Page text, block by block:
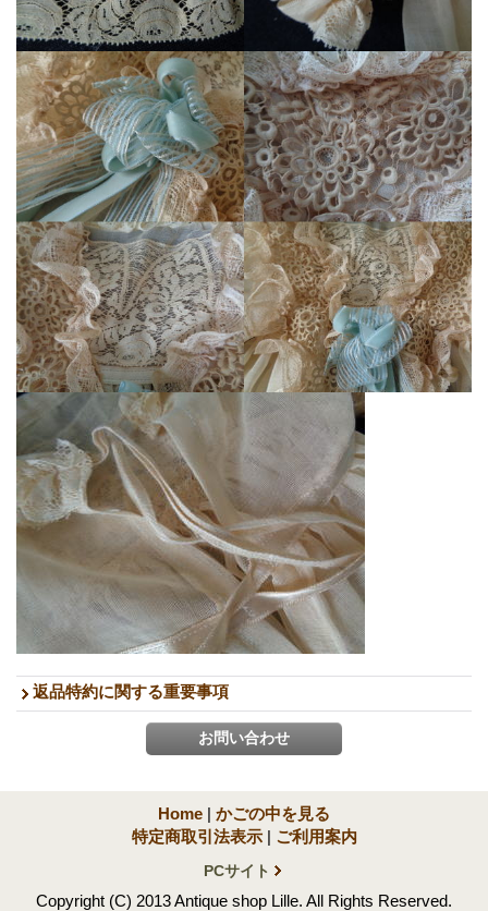
返品特約に関する重要事項
Home | かごの中を見る
特定商取引法表示 | ご利用案内
PCサイト
Copyright (C) 2013 Antique shop Lille. All Rights Reserved.